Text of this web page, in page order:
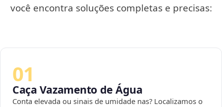
você encontra soluções completas e precisas:
01
Caça Vazamento de Água
Conta elevada ou sinais de umidade nas? Localizamos o